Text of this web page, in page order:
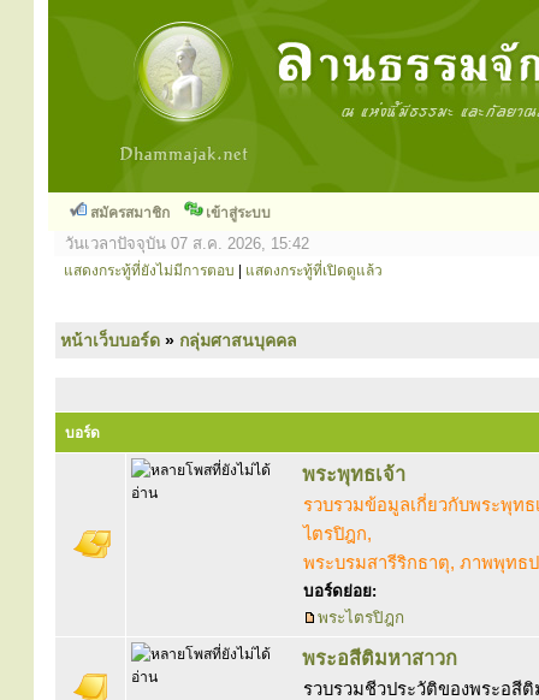
สมัครสมาชิก เข้าสู่ระบบ
วันเวลาปัจจุบัน 07 ส.ค. 2026, 15:42
แสดงกระทู้ที่ยังไม่มีการตอบ แสดงกระทู้ที่เปิดดูแล้ว
หน้าเว็บบอร์ด » กลุ่มศาสนบุคคล
บอร์ด
พระพุทธเจ้า
รวบรวมข้อมูลเกี่ยวกับพระพุทธ
ไตรปิฎก,
พระบรมสารีริกธาตุ, ภาพพุทธ
บอร์ดย่อย:
พระไตรปิฎก
พระอสีติมหาสาวก
รวบรวมชีวประวัติของพระอสี